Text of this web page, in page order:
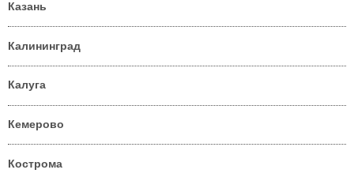
Казань
Калининград
Калуга
Кемерово
Кострома